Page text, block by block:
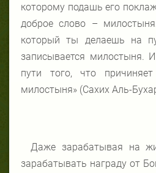
которому подашь его
доброе слово –
который ты делаешь на
записывается милостыня.
пути того, что
милостыня» (Сахих Аль-
Даже зарабатывая на
зарабатывать награду от